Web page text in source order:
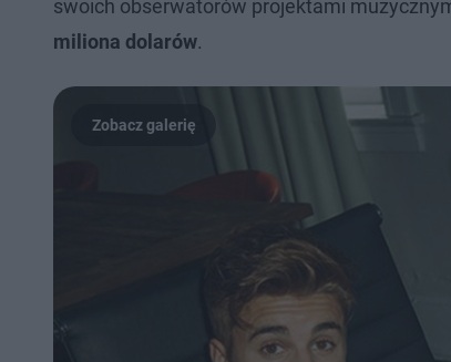
swoich obserwatorów projektami
miliona dolarów.